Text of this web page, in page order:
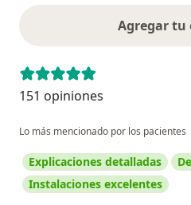
Agregar tu
151 opiniones
Lo más mencionado por los pacientes
Explicaciones detalladas
Instalaciones excelentes